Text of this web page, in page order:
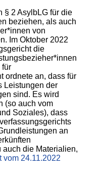
§ 2 AsylbLG für die
beziehen, als auch
von
Im Oktober 2022
die
für
ordnete an, dass für
Leistungen der
sind. Es wird
(so auch vom
Soziales), dass
an
die Materialien,
vom 24.11.2022